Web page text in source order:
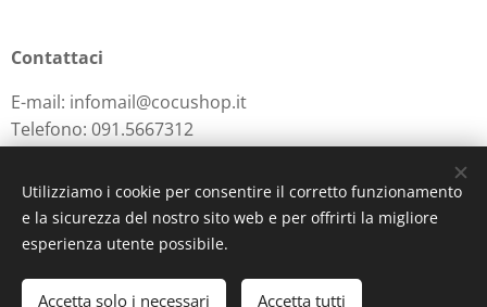
Aggiungi al carrello
Contattaci
E-mail: infomail@cocushop.it
Telefono: 091.5667312
Powered byWebnode Cookies
Utilizziamo i cookie per consentire il corretto funzionamento
e la sicurezza del nostro sito web e per offrirti la migliore
esperienza utente possibile.
Accetta solo i necessari Accetta tutti